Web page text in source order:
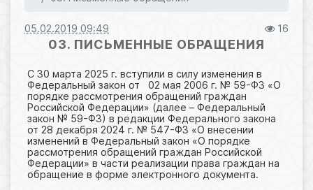
05.02.2019 09:49 16
03. ПИСЬМЕННЫЕ ОБРАЩЕНИЯ
С 30 марта 2025 г. вступили в силу изменения в
Федеральный закон от 02 мая 2006 г. № 59-ФЗ «О
порядке рассмотрения обращений граждан
Российской Федерации» (далее – Федеральный
закон № 59-ФЗ) в редакции Федерального закона
от 28 декабря 2024 г. № 547-ФЗ «О внесении
изменений в Федеральный закон «О порядке
рассмотрения обращений граждан Российской
Федерации» в части реализации права граждан на
обращение в форме электронного документа.